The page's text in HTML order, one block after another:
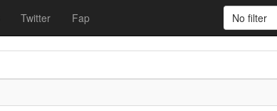
Twitter Fap No filter